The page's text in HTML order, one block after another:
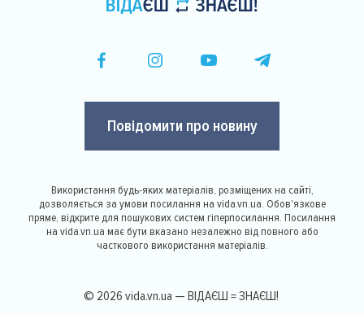
Повідомити про новину
Використання будь-яких матеріалів, розміщених на сайті,
дозволяється за умови посилання на vida.vn.ua. Обов'язкове
пряме, відкрите для пошукових систем гіперпосилання. Посилання
на vida.vn.ua має бути вказано незалежно від повного або
часткового використання матеріалів.
© 2026 vida.vn.ua — ВІДАЄШ = ЗНАЄШ!